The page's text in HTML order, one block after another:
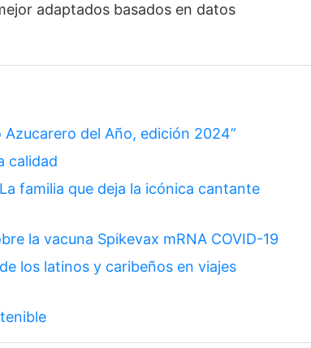
adaptados basados en datos
del Año, edición 2024”
calidad
familia que deja la icónica cantante
la vacuna Spikevax mRNA COVID-19
los latinos y caribeños en viajes